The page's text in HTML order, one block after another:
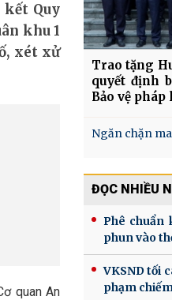
kết Quy
khu 1
xét xử
quan An
Trao tặng
quyết định
Bảo vệ pháp
Ngăn chặn
ĐỌC NHIỀU
Phê chuẩn
phun vào
VKSND tối
phạm